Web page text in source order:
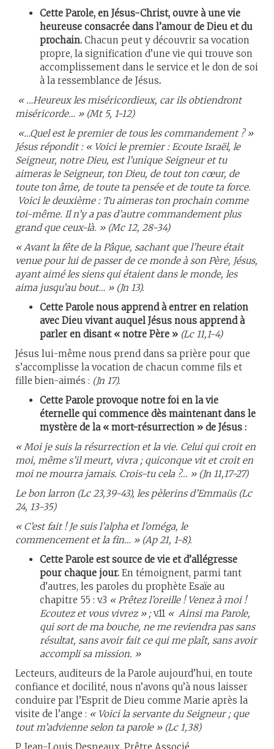
Cette Parole, en Jésus-Christ, ouvre à une vie
heureuse consacrée dans l’amour de Dieu et du
prochain. Chacun peut y découvrir sa vocation
propre, la signification d’une vie qui trouve son
accomplissement dans le service et le don de soi
à la ressemblance de Jésus.
« …Heureux les miséricordieux, car ils obtiendront
miséricorde… » (Mt 5, 1-12)
«…Quel est le premier de tous les commandement ? »
Jésus répondit : « Voici le premier : Ecoute Israël, le
Seigneur, notre Dieu, est l’unique Seigneur et tu
aimeras le Seigneur, ton Dieu, de tout ton cœur, de
toute ton âme, de toute ta pensée et de toute ta force.
Voici le deuxième : Tu aimeras ton prochain comme
toi-même. Il n’y a pas d’autre commandement plus
grand que ceux-là. » (Mc 12, 28-34)
« Avant la fête de la Pâque, sachant que l’heure était
venue pour lui de passer de ce monde à son Père, Jésus,
ayant aimé les siens qui étaient dans le monde, les
aima jusqu’au bout… » (Jn 13).
Cette Parole nous apprend à entrer en relation
avec Dieu vivant auquel Jésus nous apprend à
parler en disant « notre Père » (Lc 11,1-4)
Jésus lui-même nous prend dans sa prière pour que
s’accomplisse la vocation de chacun comme fils et
fille bien-aimés : (Jn 17).
Cette Parole provoque notre foi en la vie
éternelle qui commence dès maintenant dans le
mystère de la « mort-résurrection » de Jésus :
« Moi je suis la résurrection et la vie. Celui qui croit en
moi, même s’il meurt, vivra ; quiconque vit et croit en
moi ne mourra jamais. Crois-tu cela ?... » (Jn 11,17-27)
Le bon larron (Lc 23,39-43), les pèlerins d’Emmaüs (Lc
24, 13-35)
« C’est fait ! Je suis l’alpha et l’oméga, le
commencement et la fin… » (Ap 21, 1-8).
Cette Parole est source de vie et d’allégresse
pour chaque jour. En témoignent, parmi tant
d’autres, les paroles du prophète Esaïe au
chapitre 55 : v.3 « Prêtez l’oreille ! Venez à moi !
Ecoutez et vous vivrez » ;v.11 « Ainsi ma Parole,
qui sort de ma bouche, ne me reviendra pas sans
résultat, sans avoir fait ce qui me plaît, sans avoir
accompli sa mission. »
Lecteurs, auditeurs de la Parole aujourd’hui, en toute
confiance et docilité, nous n’avons qu’à nous laisser
conduire par l’Esprit de Dieu comme Marie après la
visite de l’ange : « Voici la servante du Seigneur ; que
tout m’advienne selon ta parole » (Lc 1,38)